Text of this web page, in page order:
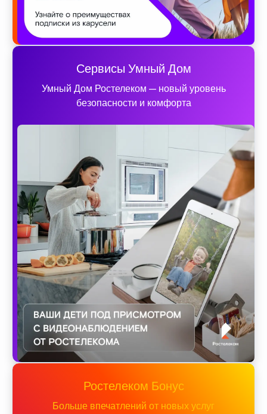
Сервисы Умный Дом
Умный Дом Ростелеком — новый уровень
безопасности и комфорта
Ростелеком Бонус
Больше впечатлений от новых услуг